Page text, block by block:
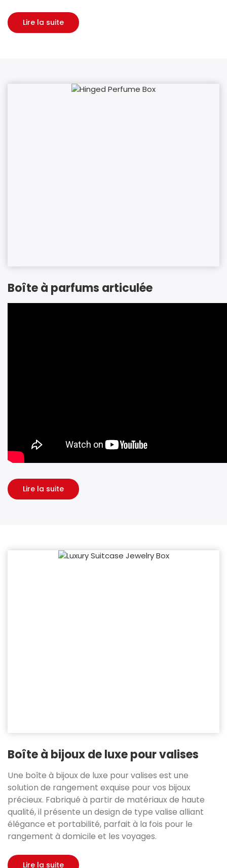
Lire la suite
Boîte à parfums articulée
Lire la suite
Boîte à bijoux de luxe pour valises
Une boîte à bijoux de luxe pour valises est une
solution de rangement exquise pour vos bijoux
précieux. Fabriqué à partir de matériaux de haute
qualité, il présente un design de type valise alliant
élégance et portabilité, parfait à la fois pour le
rangement à domicile et les voyages.
Lire la suite